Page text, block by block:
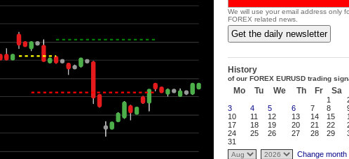
We will use your email address only
FOREX related news.
Get the daily newsletter
History
of our FOREX EURUSD trading
Mo Tu We Th Fr Sa
1
3
4 5 6 7 8
10
11 12 13 14 15
17
18 19 20 21 22
24
25 26 27 28 29
31
Change month